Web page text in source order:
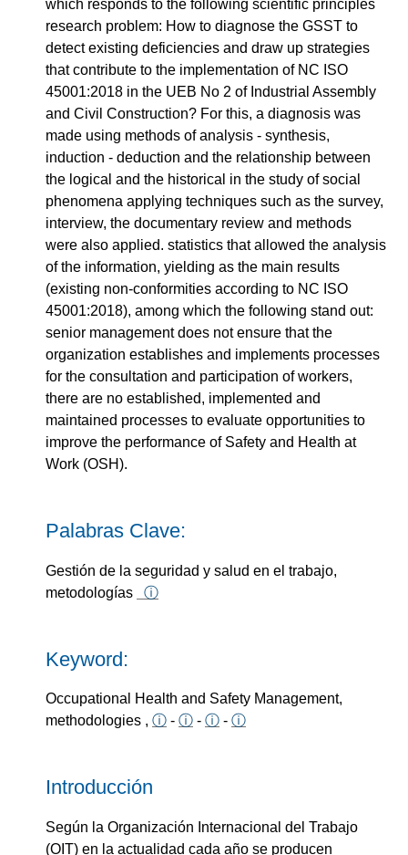
which responds to the following scientific principles
research problem: How to diagnose the GSST to
detect existing deficiencies and draw up strategies
that contribute to the implementation of NC ISO
45001:2018 in the UEB No 2 of Industrial Assembly
and Civil Construction? For this, a diagnosis was
made using methods of analysis - synthesis,
induction - deduction and the relationship between
the logical and the historical in the study of social
phenomena applying techniques such as the survey,
interview, the documentary review and methods
were also applied. statistics that allowed the analysis
of the information, yielding as the main results
(existing non-conformities according to NC ISO
45001:2018), among which the following stand out:
senior management does not ensure that the
organization establishes and implements processes
for the consultation and participation of workers,
there are no established, implemented and
maintained processes to evaluate opportunities to
improve the performance of Safety and Health at
Work (OSH).
Palabras Clave:
Gestión de la seguridad y salud en el trabajo,
metodologías
ⓘ
Keyword:
Occupational Health and Safety Management,
methodologies , ⓘ - ⓘ - ⓘ - ⓘ
Introducción
Según la Organización Internacional del Trabajo
(OIT) en la actualidad cada año se producen